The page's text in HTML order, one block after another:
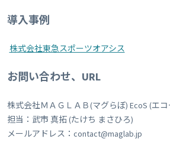
導入事例
株式会社東急スポーツオアシス
お問い合わせ、URL
株式会社ＭＡＧＬＡＢ(マグらぼ) EcoS (エコ
担当：武市 真拓 (たけち まさひろ)
メールアドレス：contact@maglab.jp